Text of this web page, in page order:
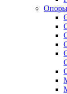
Опоры